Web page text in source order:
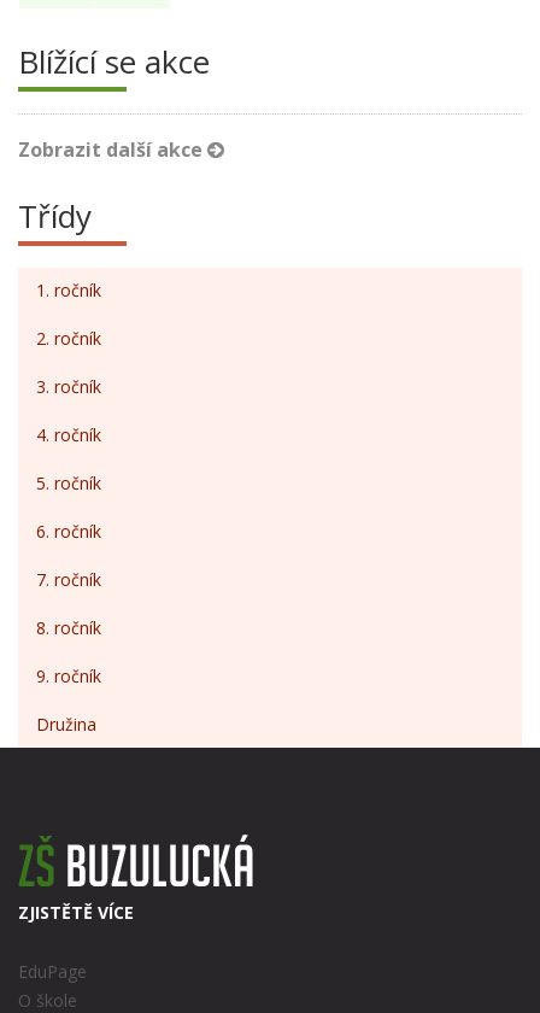
Blížící se akce
Zobrazit další akce
Třídy
1. ročník
2. ročník
3. ročník
4. ročník
5. ročník
6. ročník
7. ročník
8. ročník
9. ročník
Družina
ZJISTĚTĚ VÍCE
EduPage
O škole